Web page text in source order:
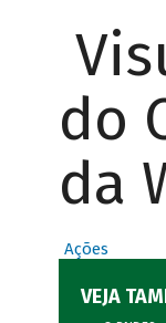
do
da
Ações
VEJA